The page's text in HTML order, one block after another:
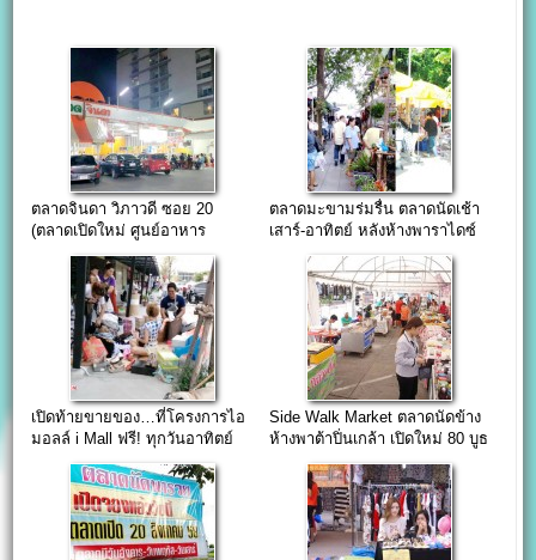
ตลาดจินดา วิภาวดี ซอย 20
(ตลาดเปิดใหม่ ศูนย์อาหาร
ออฟฟิศ)
ตลาดมะขามร่มรื่น ตลาดนัดเช้า
เสาร์-อาทิตย์ หลังห้างพาราไดซ์
เปิดท้ายขายของ…ที่โครงการไอ
มอลล์ i Mall ฟรี! ทุกวันอาทิตย์
Side Walk Market ตลาดนัดข้าง
ห้างพาต้าปิ่นเกล้า เปิดใหม่ 80 บูธ